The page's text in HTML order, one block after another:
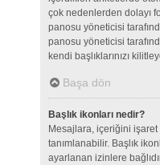
çok nedenlerden dolayı
panosu yöneticisi
panosu yöneticisi
kendi başlıklarınızı
Başa dön
Başlık ikonları nedir?
Mesajlara, içeriğini
tanımlanabilir. Başlık
ayarlanan izinlere